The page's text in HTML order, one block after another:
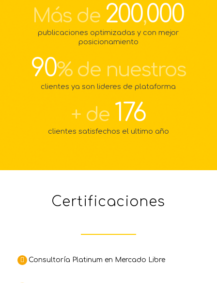
Más de 200,000
publicaciones optimizadas y con mejor
posicionamiento
90% de nuestros
clientes ya son lideres de plataforma
+ de 193
clientes satisfechos el ultimo año
Certificaciones
Consultoría Platinum en Mercado Libre